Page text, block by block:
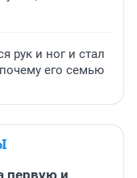
рук и ног и стал
его семью